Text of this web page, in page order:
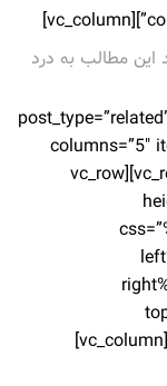
color%22%3A%22%23cae8e8%22%7D%7D”][vc_column]
این مطالب به درد
columns=”5″
carousel_autoplay=”1″][/vc_column][/vc_row][vc_row
bottom%22%3A%222rem%22%7D%7D”][vc_column]